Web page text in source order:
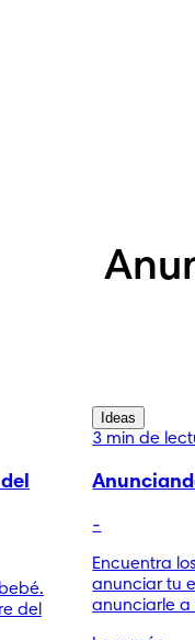
del
Ideas
3 min de
-
Encuentra
anunciar tu
anunciarle a